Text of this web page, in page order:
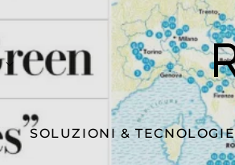
SOLUZIONI & TECNOLOGIE